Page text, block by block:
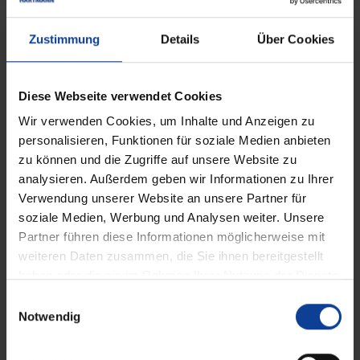
Zustimmung Details Über Cookies
Diese Webseite verwendet Cookies
Wir verwenden Cookies, um Inhalte und Anzeigen zu
personalisieren, Funktionen für soziale Medien anbieten
zu können und die Zugriffe auf unsere Website zu
analysieren. Außerdem geben wir Informationen zu Ihrer
Verwendung unserer Website an unsere Partner für
soziale Medien, Werbung und Analysen weiter. Unsere
Partner führen diese Informationen möglicherweise mit
weiteren Daten zusammen, die Sie ihnen bereitgestellt
Notwendig
Schiebeläden aus Holz und
Die Schiebeläden bieten zahlreiche Design- und
Materialvarianten. Pflegeleichte Design-Dekore,
Echtholz oder Aluminium in RAL-Farben – passen